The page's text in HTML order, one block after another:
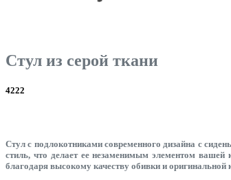
Стул из серой ткани
4222
Стул с подлокотниками современного дизайна с
стиль, что делает ее незаменимым элементом
благодаря высокому качеству обивки и оригинальной